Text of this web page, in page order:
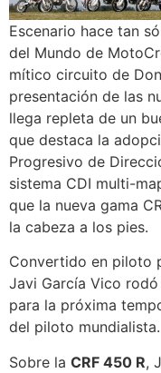
Escenario hace tan
del Mundo de
mítico circuito de
presentación de las
llega repleta de un
que destaca la
Progresivo de
sistema CDI multi-
que la nueva gama
la cabeza a los pies.
Convertido en piloto
Javi García Vico
para la próxima
del piloto mundialista.
Sobre la CRF 450 R,